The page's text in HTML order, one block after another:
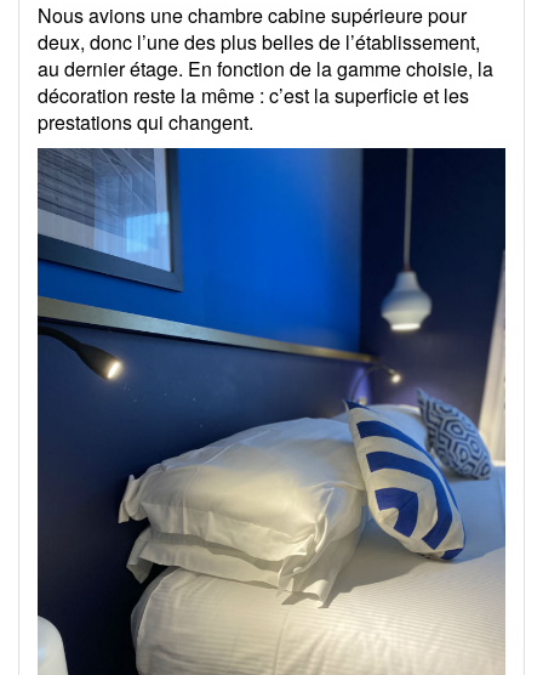
Nous avions une chambre cabine supérieure pour
deux, donc l’une des plus belles de l’établissement,
au dernier étage. En fonction de la gamme choisie, la
décoration reste la même : c’est la superficie et les
prestations qui changent.